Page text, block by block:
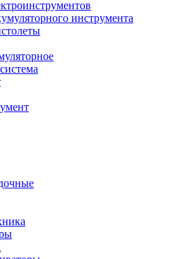
инструмента